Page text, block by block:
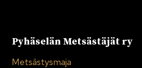
Pyhäselän Metsästäjät ry
Metsästysmaja